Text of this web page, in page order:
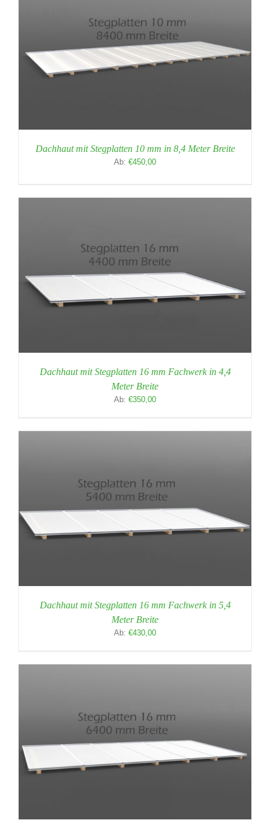
Dachhaut mit Stegplatten 10 mm in 8,4 Meter Breite
Ab: €450,00
Dachhaut mit Stegplatten 16 mm Fachwerk in 4,4
Meter Breite
Ab: €350,00
Dachhaut mit Stegplatten 16 mm Fachwerk in 5,4
Meter Breite
Ab: €430,00